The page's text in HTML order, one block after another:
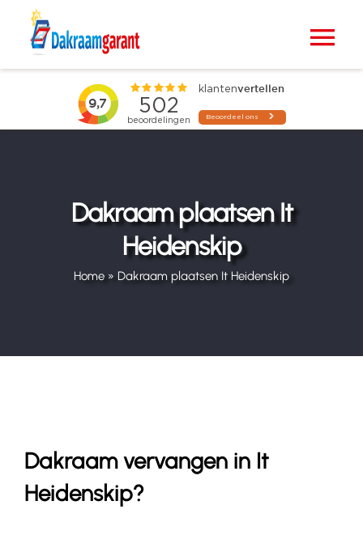
Blogs
Dakraam plaatsen It
Heidenskip
Home » Dakraam plaatsen It Heidenskip
Dakraam vervangen in It
Heidenskip?